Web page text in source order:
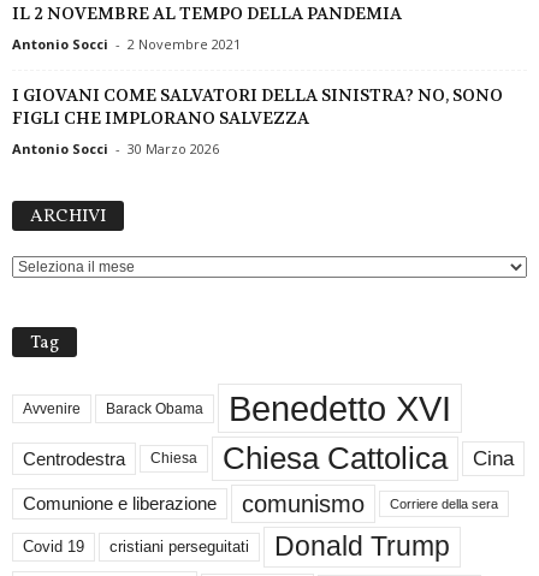
IL 2 NOVEMBRE AL TEMPO DELLA PANDEMIA
Antonio Socci - 2 Novembre 2021
I GIOVANI COME SALVATORI DELLA SINISTRA? NO, SONO
FIGLI CHE IMPLORANO SALVEZZA
Antonio Socci - 30 Marzo 2026
ARCHIVI
Tag
Avvenire Barack Obama Benedetto XVI
Centrodestra Chiesa Chiesa Cattolica Cina
Comunione e liberazione comunismo Corriere della sera
Covid 19 cristiani perseguitati Donald Trump